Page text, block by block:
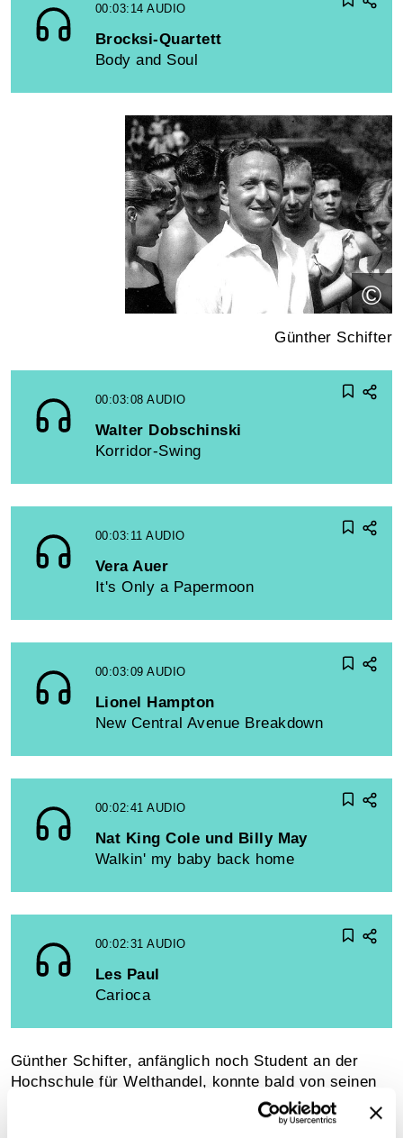
00:03:14AUDIO
Brocksi-Quartett
Body and Soul
©
Günther Schifter
00:03:08AUDIO
Walter Dobschinski
Korridor-Swing
00:03:11AUDIO
Vera Auer
It's Only a Papermoon
00:03:09AUDIO
Lionel Hampton
New Central Avenue Breakdown
00:02:41AUDIO
Nat King Cole und Billy May
Walkin' my baby back home
00:02:31AUDIO
Les Paul
Carioca
Günther Schifter, anfänglich noch Student an der
Hoch­schule für Welthandel, konnte bald von seinen
perfekten Englischkenntnissen profitieren. Er
unterrichtete an der Berlitz-School Englisch, hielt im